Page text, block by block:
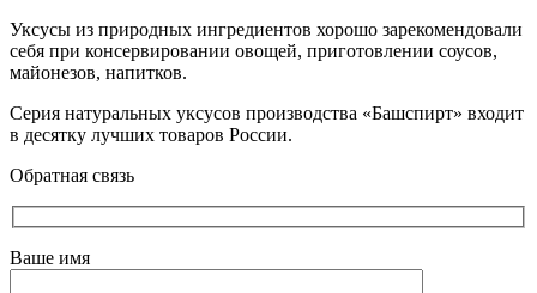
Уксусы из природных ингредиентов хорошо зарекомендовали
себя при консервировании овощей, приготовлении соусов,
майонезов, напитков.
Серия натуральных уксусов производства «Башспирт» входит
в десятку лучших товаров России.
Обратная связь
Ваше имя